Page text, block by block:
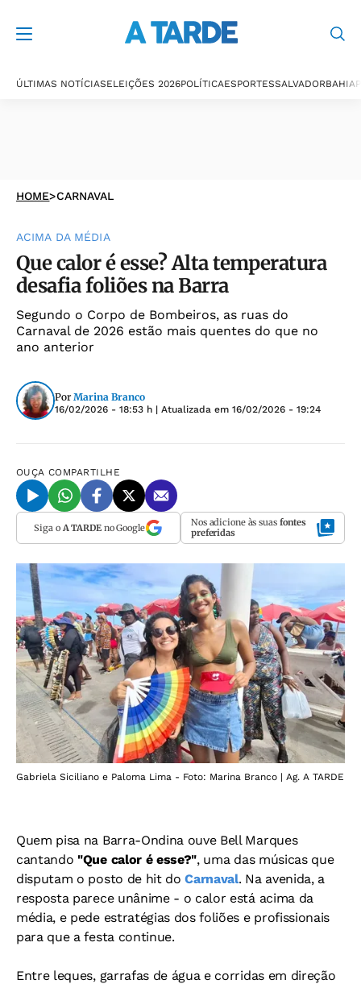
ÚLTIMAS NOTÍCIASELEIÇÕES 2026POLÍTICAESPORTESSALVADORBAHIA
HOME>CARNAVAL
ACIMA DA MÉDIA
Que calor é esse? Alta temperatura
desafia foliões na Barra
Segundo o Corpo de Bombeiros, as ruas do
Carnaval de 2026 estão mais quentes do que no
ano anterior
Por Marina Branco
16/02/2026 - 18:53 h | Atualizada em 16/02/2026 - 19:24
OUÇA COMPARTILHE
Siga o A TARDEno Google Nos adicione às suas fontes
preferidas
Gabriela Siciliano e Paloma Lima - Foto: Marina Branco | Ag. A TARDE
Quem pisa na Barra-Ondina ouve Bell Marques
cantando "Que calor é esse?", uma das músicas que
disputam o posto de hit doCarnaval. Na avenida, a
resposta parece unânime - o calor está acima da
média, e pede estratégias dos foliões e profissionais
para que a festa continue.
Entre leques, garrafas de água e corridas em direção